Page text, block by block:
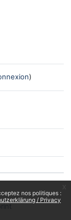
nos politiques :
/ Privacy
)